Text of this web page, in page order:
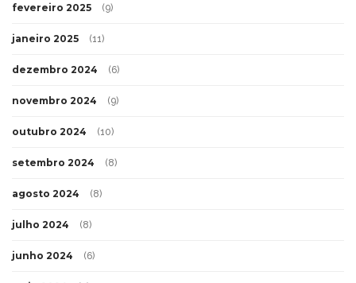
fevereiro 2025 (9)
janeiro 2025 (11)
dezembro 2024 (6)
novembro 2024 (9)
outubro 2024 (10)
setembro 2024 (8)
agosto 2024 (8)
julho 2024 (8)
junho 2024 (6)